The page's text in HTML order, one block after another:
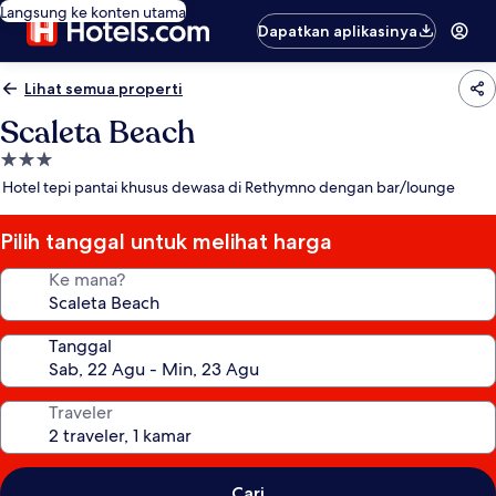
Langsung ke konten utama
Dapatkan aplikasinya
Lihat semua properti
Scaleta Beach
Properti
bintang
Hotel tepi pantai khusus dewasa di Rethymno dengan bar/lounge
Pilih tanggal untuk melihat harga
Ke mana?
Tanggal
Traveler